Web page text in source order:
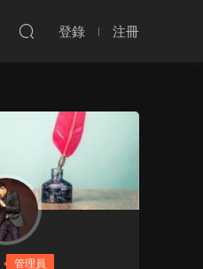
登錄 注冊
管理員